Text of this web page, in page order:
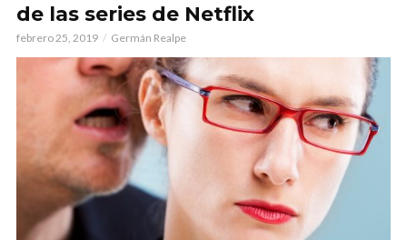
de las series de Netflix
febrero 25, 2019 Germán Realpe